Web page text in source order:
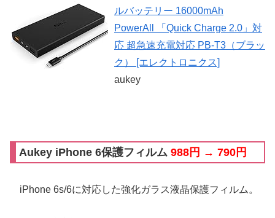
ルバッテリー 16000mAh
PowerAll 「Quick Charge 2.0」対
応 超急速充電対応 PB-T3（ブラッ
ク） [エレクトロニクス]
aukey
Aukey iPhone 6保護フィルム 988円 → 790円
iPhone 6s/6に対応した強化ガラス液晶保護フィルム。